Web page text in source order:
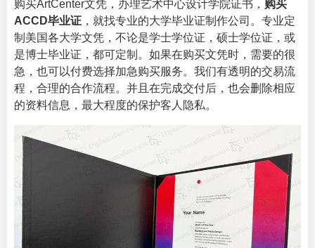
购买ArtCenter文凭，办理艺术中心设计学院证书， 购买
ACCD毕业证 ，就找专业的大学毕业证制作公司。专业定
制美国各大学文凭，不论是学士学位证，硕士学位证，或
是博士毕业证，都可定制。如果在购买文凭时，需要的很
急，也可以付费选择加急购买服务。我们有透明的交易流
程，合理的合作流程。并且在完成交付后，也会删除相应
的资料信息，最大程度的保护客人隐私。